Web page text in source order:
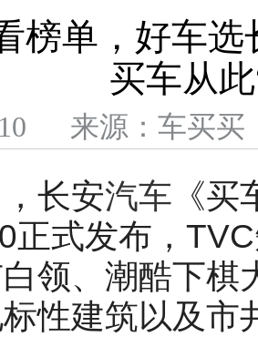
榜单，好车
买车从
10 来源：车买
长安汽车 《
正式发布，
领、潮酷下棋
性建筑以及市